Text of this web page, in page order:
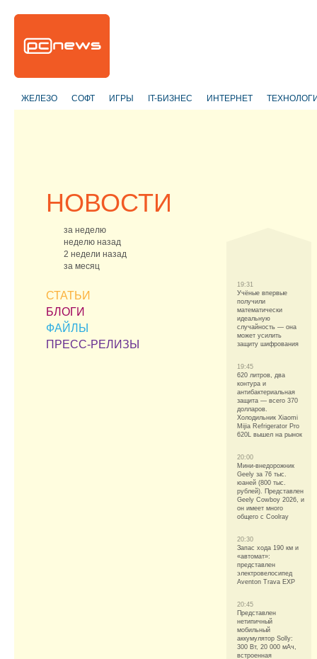
ЖЕЛЕЗО СОФТ ИГРЫ IT-БИЗНЕС ИНТЕРНЕТ
НОВОСТИ
за неделю
неделю назад
2 недели назад
за месяц
СТАТЬИ
БЛОГИ
ФАЙЛЫ
ПРЕСС-РЕЛИЗЫ
19:31
Учёные впервые
получили
математически
идеальную
случайность — она
может усилить
защиту шифрования
19:45
620 литров, два
контура и
антибактериальная
защита — всего 370
долларов.
Холодильник Xiaomi
Mijia Refrigerator Pro
620L вышел на рынок
20:00
Мини-внедорожник
Geely за 76 тыс.
юаней (800 тыс.
рублей). Представлен
Geely Cowboy 2026, и
он имеет много
общего с Coolray
20:30
Запас хода 190 км и
«автомат»:
представлен
электровелосипед
Aventon Trava EXP
20:45
Представлен
нетипичный
мобильный
аккумулятор Solly:
300 Вт, 20 000 мАч,
встроенная